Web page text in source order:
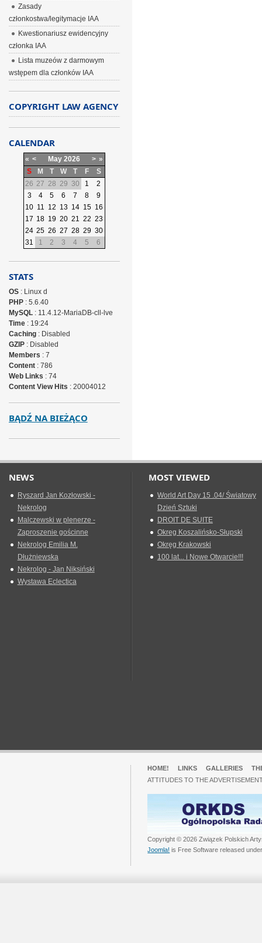
Zasady
członkostwa/legitymacje IAA
Kwestionariusz ewidencyjny
członka IAA
Lista muzeów z darmowym
wstępem dla członków IAA
COPYRIGHT LAW AGENCY
CALENDAR
« < May 2026 > »
S
M T W T F
S
26 27 28 29 30 1
2
3
4 5 6 7 8
9
10 11 12 13 14 15 16
17 18 19 20 21 22 23
24 25 26 27 28 29 30
31
1 2 3 4 5 6
STATS
OS: Linux d
PHP: 5.6.40
MySQL: 11.4.12-MariaDB-cll-lve
Time: 19:24
Caching: Disabled
GZIP: Disabled
Members : 7
Content: 786
Web Links : 74
Content View Hits : 20004012
BĄDŹ NA BIEŻĄCO
NEWS
Ryszard Jan Kozłowski -
Nekrolog
Malczewski w plenerze -
Zaproszenie gościnne
Nekrolog Emilia M.
Dłużniewska
Nekrolog - Jan Niksiński
Wystawa Eclectica
MOST VIEWED
World Art Day 15 .04/ Światowy
Dzień Sztuki
DROIT DE SUITE
Okreg Koszalińsko-Słupski
Okręg Krakowski
100 lat... i Nowe Otwarcie!!!
HOME! LINKS GALLERIES
ATTITUDES TO THE
Copyright © 2026 Związek Polskich
Joomla! is Free Software released